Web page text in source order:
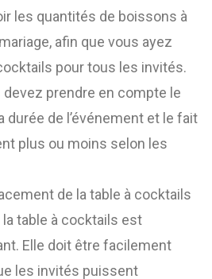
les quantités de boissons à
afin que vous ayez
pour tous les invités.
devez prendre en compte le
durée de l’événement et le fait
plus ou moins selon les
de la table à cocktails
la table à cocktails est
Elle doit être facilement
les invités puissent